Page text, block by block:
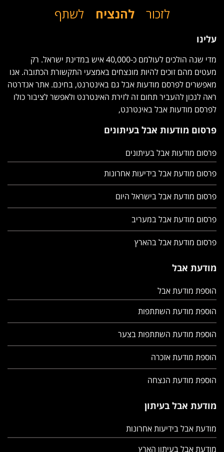
לזכור להנציח לשתף
עלינו
מדי שנה הולכים לעולמם כ-40,000 איש במדינת ישראל. רק
מעטים מהם זוכים להיות מונצחים באמצעי התקשורת הכתובה.
אנו מאפשרים לפרסם מודעות אבל גם באינטרנט, בחינם. אתר
אנדרטה ראה לנכון להעביר תחום זה לזירת האינטרנט ולאפשר
לציבור כולו לפרסם מודעות אבל באינטרנט,
פרסום מודעות אבל בעיתונים
פרסום מודעות אבל בעיתונים
פרסום מודעת אבל בידיעות אחרונות
פרסום מודעת אבל בישראל היום
פרסום מודעת אבל במעריב
פרסום מודעת אבל בהארץ
מודעת אבל
הוספת מודעת אבל
הוספת מודעת השתתפות
הוספת מודעת השתתפות בצער
הוספת מודעת אזכרה
הוספת מודעת הנצחה
מודעת אבל בעיתון
מודעת אבל בידיעות אחרונות
מודעת אבל בעיתון הארץ